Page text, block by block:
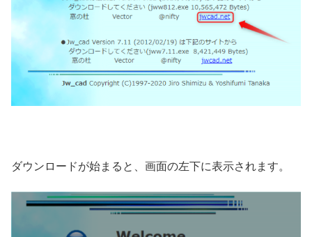
ダウンロードが始まると、画面の左下に表示されます。